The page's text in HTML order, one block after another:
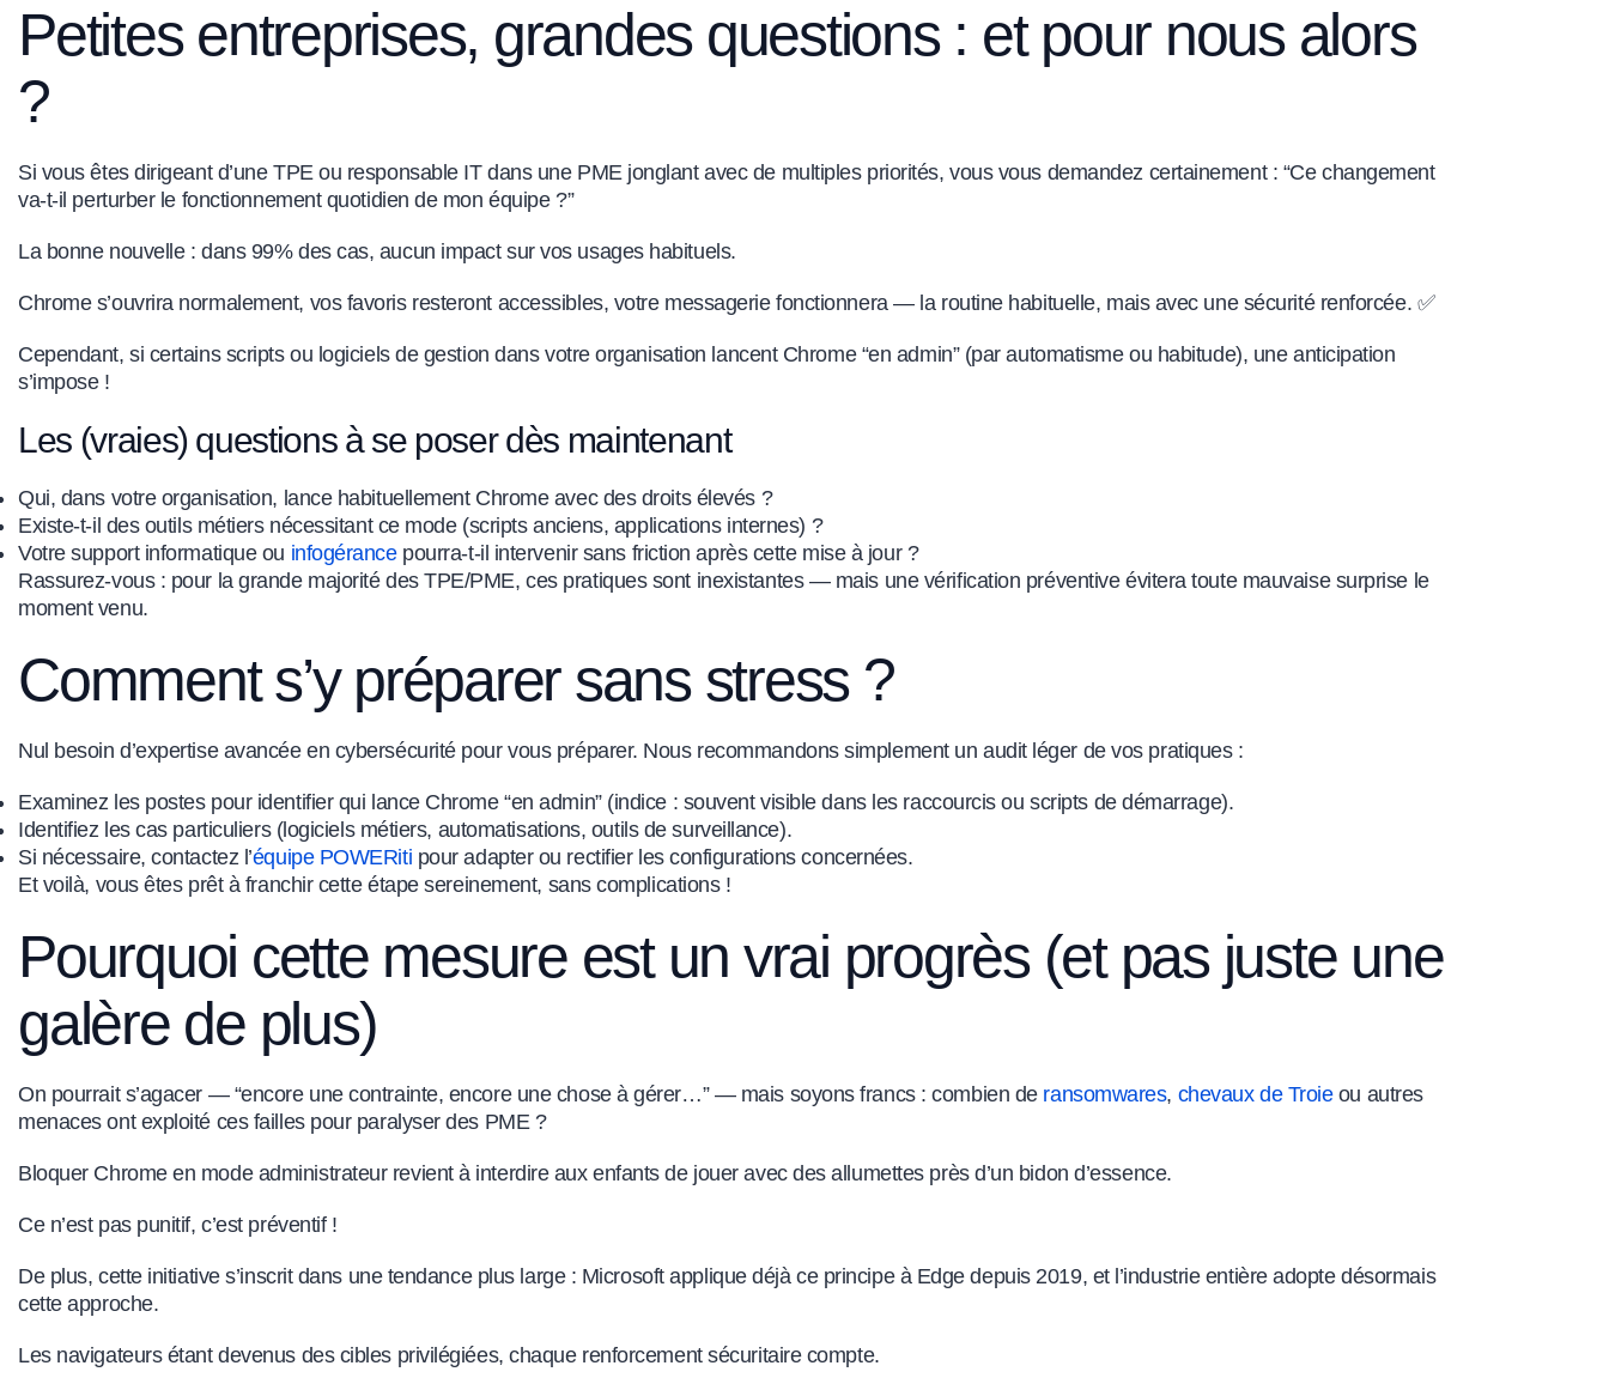
Petites entreprises, grandes questions : et pour nous alors
?
Si vous êtes dirigeant d’une TPE ou responsable IT dans une PME jonglant avec de multiples priorités, vous vous demandez certainement : “Ce changement
va-t-il perturber le fonctionnement quotidien de mon équipe ?”
La bonne nouvelle : dans 99% des cas, aucun impact sur vos usages habituels.
Chrome s’ouvrira normalement, vos favoris resteront accessibles, votre messagerie fonctionnera — la routine habituelle, mais avec une sécurité renforcée. ✅
Cependant, si certains scripts ou logiciels de gestion dans votre organisation lancent Chrome “en admin” (par automatisme ou habitude), une anticipation
s’impose !
Les (vraies) questions à se poser dès maintenant
Qui, dans votre organisation, lance habituellement Chrome avec des droits élevés ?
Existe-t-il des outils métiers nécessitant ce mode (scripts anciens, applications internes) ?
Votre support informatique ou infogérancepourra-t-il intervenir sans friction après cette mise à jour ?
Rassurez-vous : pour la grande majorité des TPE/PME, ces pratiques sont inexistantes — mais une vérification préventive évitera toute mauvaise surprise le
moment venu.
Comment s’y préparer sans stress ?
Nul besoin d’expertise avancée en cybersécurité pour vous préparer. Nous recommandons simplement un audit léger de vos pratiques :
Examinez les postes pour identifier qui lance Chrome “en admin” (indice : souvent visible dans les raccourcis ou scripts de démarrage).
Identifiez les cas particuliers (logiciels métiers, automatisations, outils de surveillance).
Si nécessaire, contactez l’équipe POWERiti pour adapter ou rectifier les configurations concernées.
Et voilà, vous êtes prêt à franchir cette étape sereinement, sans complications !
Pourquoi cette mesure est un vrai progrès (et pas juste une
galère de plus)
On pourrait s’agacer — “encore une contrainte, encore une chose à gérer…” — mais soyons francs : combien de ransomwares, chevaux de Troieou autres
menaces ont exploité ces failles pour paralyser des PME ?
Bloquer Chrome en mode administrateur revient à interdire aux enfants de jouer avec des allumettes près d’un bidon d’essence.
Ce n’est pas punitif, c’est préventif !
De plus, cette initiative s’inscrit dans une tendance plus large : Microsoft applique déjà ce principe à Edge depuis 2019, et l’industrie entière adopte désormais
cette approche.
Les navigateurs étant devenus des cibles privilégiées, chaque renforcement sécuritaire compte.